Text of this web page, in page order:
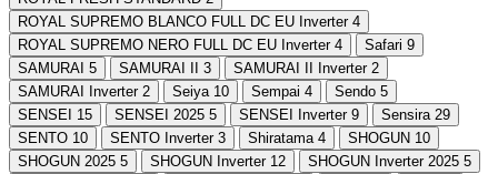
ROYAL SUPREMO BLANCO FULL DC EU Inverter 4
ROYAL SUPREMO NERO FULL DC EU Inverter 4 Safari 9
SAMURAI 5 SAMURAI II 3 SAMURAI II Inverter 2
SAMURAI Inverter 2 Seiya 10 Sempai 4 Sendo 5
SENSEI 15 SENSEI 2025 5 SENSEI Inverter 9 Sensira 29
SENTO 10 SENTO Inverter 3 Shiratama 4 SHOGUN 10
SHOGUN 2025 5 SHOGUN Inverter 12 SHOGUN Inverter 2025 5